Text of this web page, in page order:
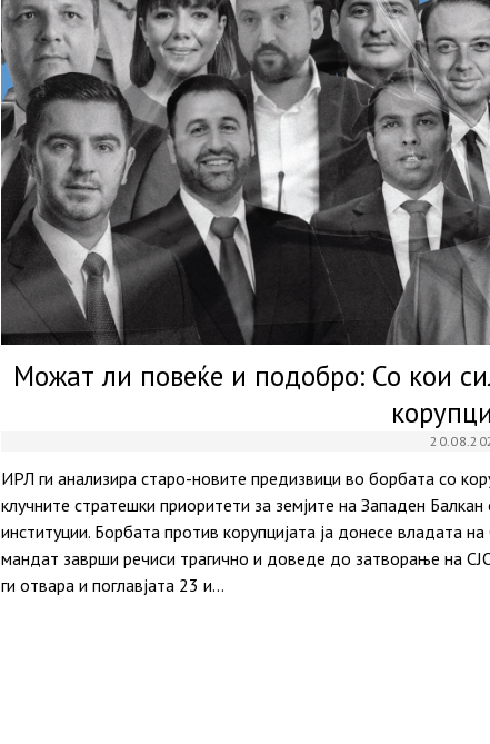
Можат ли повеќе и подобро: Со кои
ИРЛ ги анализира старо-новите предизвици во борбата со
клучните стратешки приоритети за земјите на Западен
институции. Борбата против корупцијата ја донесе владата
мандат заврши речиси трагично и доведе до затворање на
ги отвара и поглавјата 23 и…